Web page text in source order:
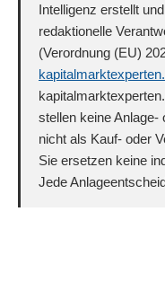
Intelligenz erstellt
redaktionelle
(Verordnung (EU)
stellen keine Anlage-
nicht als Kauf- oder
Sie ersetzen keine
Jede